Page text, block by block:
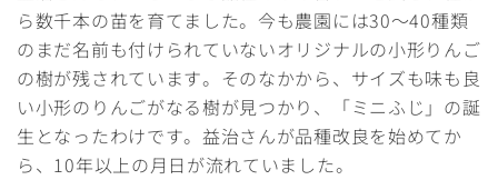
ら数千本の苗を育てました。今も農園には30～40種類
のまだ名前も付けられていないオリジナルの小形りんご
の樹が残されています。そのなかから、サイズも味も良
い小形のりんごがなる樹が見つかり、「ミニふじ」の誕
生となったわけです。益治さんが品種改良を始めてか
ら、10年以上の月日が流れていました。